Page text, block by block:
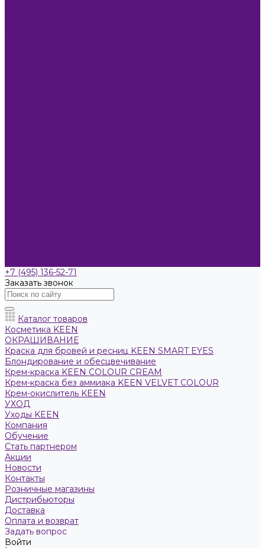
+7 (495) 136-52-71
Заказать звонок
Каталог товаров
Косметика KEEN
ОКРАШИВАНИЕ
Краска для бровей и ресниц KEEN SMART EYES
Блондирование и обесцвечивание
Крем-краска KEEN COLOUR CREAM
Крем-краска без аммиака KEEN VELVET COLOUR
Крем-окислитель KEEN
УХОД
Уходы KEEN
Компания
Обучение
Стать партнером
Акции
Новости
Контакты
Розничные магазины
Дистрибьюторы
Доставка
Оплата и возврат
Задать вопрос
Войти